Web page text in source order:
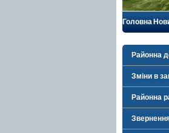
Головна
Районна
Зміни в
Районна